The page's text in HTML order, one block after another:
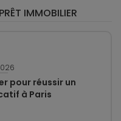
IMMOBILIER
pour réussir un
à Paris